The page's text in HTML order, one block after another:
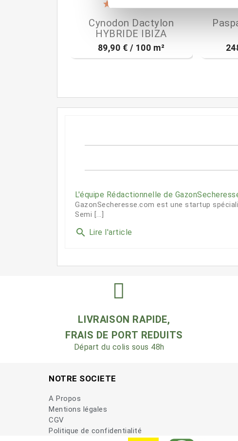
Aperçu rapide
Cynodon Dactylon
HYBRIDE IBIZA
89,90 € / 100 m²
L'équipe Rédactionnelle de
GazonSecheresse.com est une startup
Semi [...]
search Lire l'article
LIVRAISON RAPIDE,
FRAIS DE PORT REDUITS
Départ du colis sous 48h
NOTRE SOCIETE
A Propos
Mentions légales
CGV
Politique de confidentialité